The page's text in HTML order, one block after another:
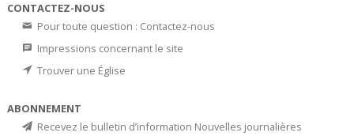
CONTACTEZ-NOUS
Pour toute question : Contactez-nous
Impressions concernant le site
Trouver une Église
ABONNEMENT
Recevez le bulletin d’information Nouvelles journalières